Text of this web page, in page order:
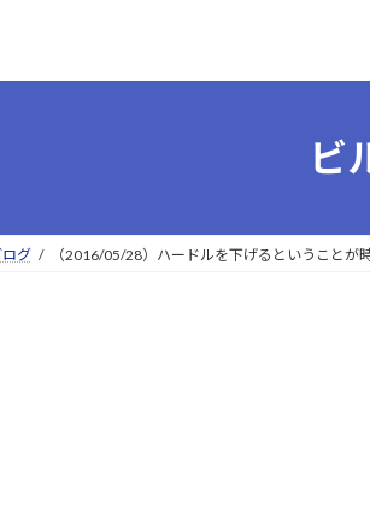
ビ
グ （2016/05/28）ハードルを下げるということ